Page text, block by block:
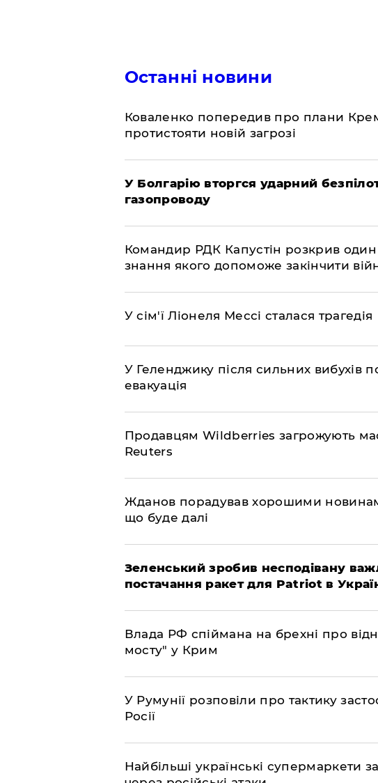
Останні новини
Коваленко попередив про плани
протистояти новій загрозі
У Болгарію вторгся ударний
газопроводу
Командир РДК Капустін розкрив один
знання якого допоможе закінчити
У сім'ї Ліонеля Мессі сталася трагедія
У Геленджику після сильних вибухів
евакуація
Продавцям Wildberries загрожують
Reuters
Жданов порадував хорошими
що буде далі
Зеленський зробив несподівану
постачання ракет для Patriot в
Влада РФ спіймана на брехні про
мосту" у Крим
У Румунії розповіли про тактику
Росії
Найбільші українські супермаркети